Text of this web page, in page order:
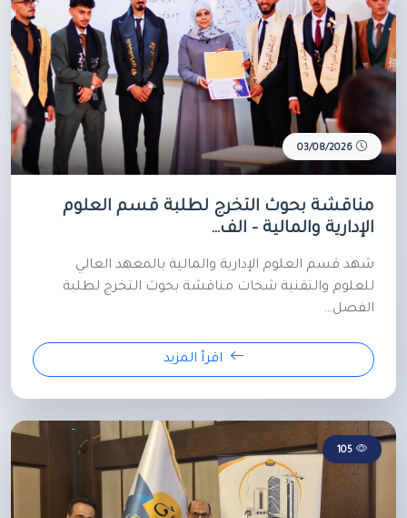
03/08/2026
مناقشة بحوث التخرج لطلبة قسم العلوم
الإدارية والمالية – الف…
شهد قسم العلوم الإدارية والمالية بالمعهد العالي
للعلوم والتقنية شحات مناقشة بحوث التخرج لطلبة
الفصل…
اقرأ المزيد
105